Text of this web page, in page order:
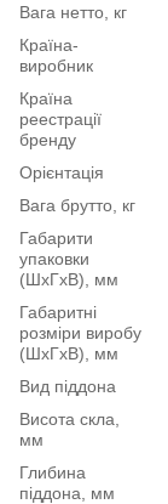
Вага нетто, кг
Країна-
виробник
Країна
реестрації
бренду
Орієнтація
Вага брутто, кг
Габарити
упаковки
(ШхГхВ), мм
Габаритні
розміри виробу
(ШхГхВ), мм
Вид піддона
Висота скла,
мм
Глибина
піддона, мм